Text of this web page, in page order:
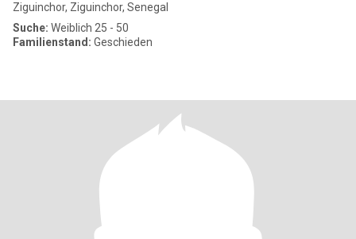
Ziguinchor, Ziguinchor, Senegal
Suche: Weiblich 25 - 50
Familienstand: Geschieden